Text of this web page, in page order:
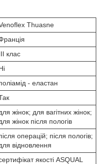
Thuasne
клас
- еластан
жінок; для вагітних жінок;
жінок після пологів
операцій; після пологів;
відновлення
якості ASQUAL